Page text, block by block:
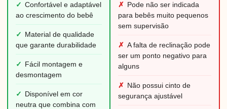
✓ Confortável e adaptável
ao crescimento do bebê
✓
Material de qualidade
que garante durabilidade
✓
Fácil montagem e
desmontagem
✓
Disponível em cor
neutra que combina com
✗ Pode não ser indicada
para bebês muito pequenos
sem supervisão
✗ A falta de reclinação pode
ser um ponto negativo para
alguns
✗ Não possui cinto de
segurança ajustável